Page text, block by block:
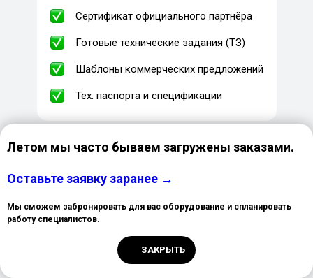
Летом мы часто бываем загружены заказами.
Оставьте заявку заранее →
Мы сможем забронировать для вас оборудование и спланировать
работу специалистов.
ЗАКРЫТЬ
Сертификат официального партнёра
Готовые технические задания (ТЗ)
Шаблоны коммерческих предложений
Тех. паспорта и спецификации
Консультация по подготовке заявок
обосновании НМЦК
Быстрые сроки поставки